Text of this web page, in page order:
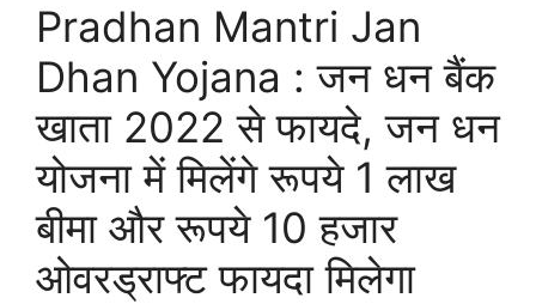
Pradhan Mantri Jan
Dhan Yojana : जन धन बैंक
खाता 2022 से फायदे, जन धन
योजना में मिलेंगे रूपये 1 लाख
बीमा और रूपये 10 हजार
ओवरड्राफ्ट फायदा मिलेगा